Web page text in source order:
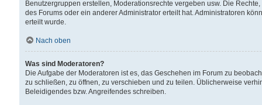
Benutzergruppen erstellen, Moderationsrechte vergeben usw. Die
des Forums oder ein anderer Administrator erteilt hat. Administratoren
erteilt wurde.
Nach oben
Was sind Moderatoren?
Die Aufgabe der Moderatoren ist es, das Geschehen im Forum zu
zu schließen, zu öffnen, zu verschieben und zu teilen. Üblicherweise
Beleidigendes bzw. Angreifendes schreiben.